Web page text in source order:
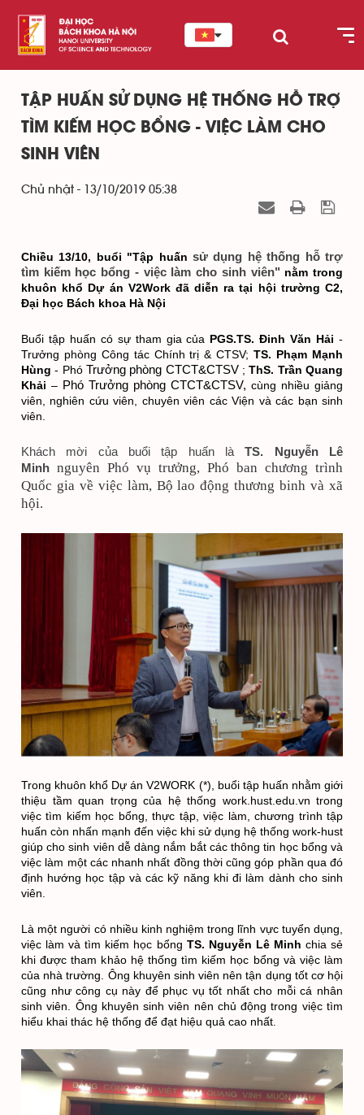
TẬP HUẤN SỬ DỤNG HỆ THỐNG HỖ TRỢ
TÌM KIẾM HỌC BỔNG - VIỆC LÀM CHO
SINH VIÊN
Chủ nhật - 13/10/2019 05:38
Chiều 13/10, buổi "Tập huấn sử dụng hệ thống hỗ trợ
tìm kiếm học bổng - việc làm cho sinh viên" nằm trong
khuôn khổ Dự án V2Work đã diễn ra tại hội trường C2,
Đại học Bách khoa Hà Nội
Buổi tập huấn có sự tham gia của PGS.TS. Đinh Văn Hải -
Trưởng phòng Công tác Chính trị & CTSV; TS. Phạm Mạnh
Hùng - Phó Trưởng phòng CTCT&CTSV ; ThS. Trần Quang
Khải – Phó Trưởng phòng CTCT&CTSV, cùng nhiều giảng
viên, nghiên cứu viên, chuyên viên các Viện và các bạn sinh
viên.
Khách mời của buổi tập huấn làTS. Nguyễn Lê
Minh nguyên Phó vụ trưởng, Phó ban chương trình
Quốc gia về việc làm, Bộ lao động thương binh và xã
hội.
Trong khuôn khổ Dự án V2WORK (*), buổi tập huấn nhằm giới
thiệu tầm quan trọng của hệ thống work.hust.edu.vn trong
việc tìm kiếm học bổng, thực tập, việc làm, chương trình tập
huấn còn nhấn mạnh đến việc khi sử dụng hệ thống work-hust
giúp cho sinh viên dễ dàng nắm bắt các thông tin học bổng và
việc làm một các nhanh nhất đồng thời cũng góp phần qua đó
định hướng học tập và các kỹ năng khi đi làm dành cho sinh
viên.
Là một người có nhiều kinh nghiệm trong lĩnh vực tuyển dụng,
việc làm và tìm kiếm học bổng TS. Nguyễn Lê Minh chia sẻ
khi được tham khảo hệ thống tìm kiếm học bổng và việc làm
của nhà trường. Ông khuyên sinh viên nên tận dụng tốt cơ hội
cũng như công cụ này để phục vụ tốt nhất cho mỗi cá nhân
sinh viên. Ông khuyên sinh viên nên chủ động trong việc tìm
hiểu khai thác hệ thống để đạt hiệu quả cao nhất.